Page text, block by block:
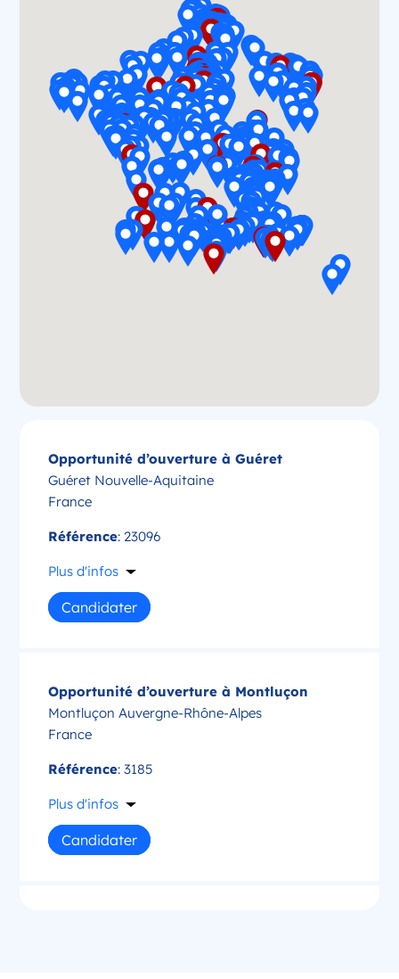
Opportunité d’ouverture à Guéret
Guéret Nouvelle-Aquitaine
France
Référence: 23096
Plus d'infos
Candidater
Opportunité d’ouverture à Montluçon
Montluçon Auvergne-Rhône-Alpes
France
Référence: 3185
Plus d'infos
Candidater